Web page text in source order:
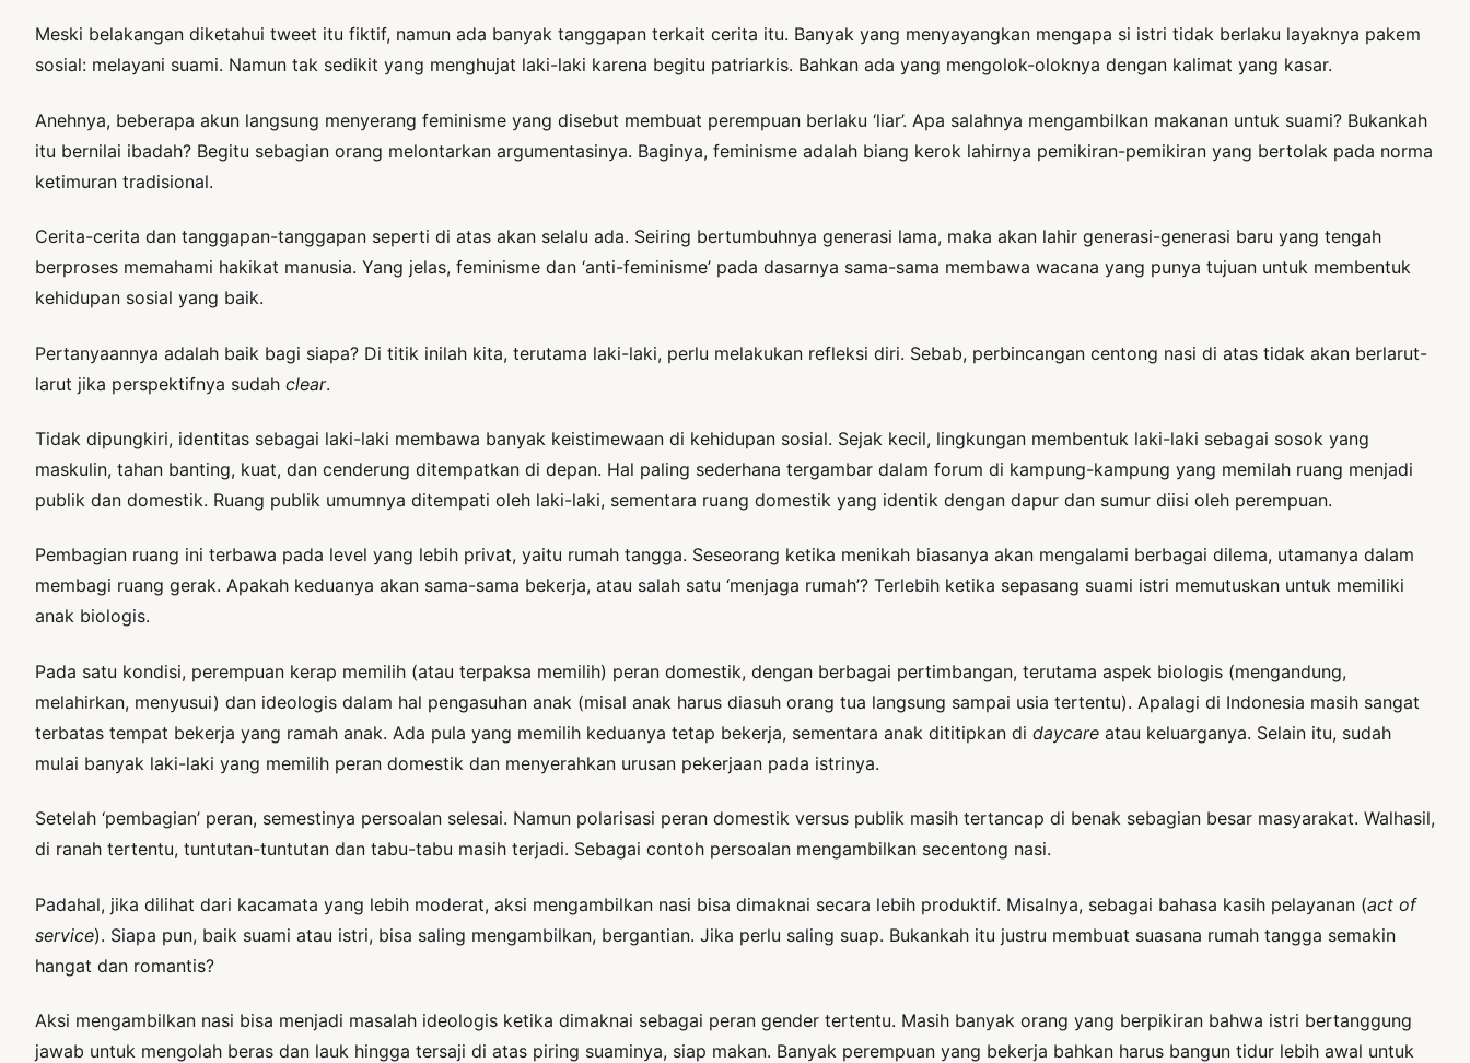
Meski belakangan diketahui tweet itu fiktif, namun ada banyak tanggapan terkait cerita itu. Banyak yang menyayangkan mengapa si istri tidak berlaku layaknya pakem
sosial: melayani suami. Namun tak sedikit yang menghujat laki-laki karena begitu patriarkis. Bahkan ada yang mengolok-oloknya dengan kalimat yang kasar.
Anehnya, beberapa akun langsung menyerang feminisme yang disebut membuat perempuan berlaku ‘liar’. Apa salahnya mengambilkan makanan untuk suami? Bukankah
itu bernilai ibadah? Begitu sebagian orang melontarkan argumentasinya. Baginya, feminisme adalah biang kerok lahirnya pemikiran-pemikiran yang bertolak pada norma
ketimuran tradisional.
Cerita-cerita dan tanggapan-tanggapan seperti di atas akan selalu ada. Seiring bertumbuhnya generasi lama, maka akan lahir generasi-generasi baru yang tengah
berproses memahami hakikat manusia. Yang jelas, feminisme dan ‘anti-feminisme’ pada dasarnya sama-sama membawa wacana yang punya tujuan untuk membentuk
kehidupan sosial yang baik.
Pertanyaannya adalah baik bagi siapa? Di titik inilah kita, terutama laki-laki, perlu melakukan refleksi diri. Sebab, perbincangan centong nasi di atas tidak akan berlarut-
larut jika perspektifnya sudah clear.
Tidak dipungkiri, identitas sebagai laki-laki membawa banyak keistimewaan di kehidupan sosial. Sejak kecil, lingkungan membentuk laki-laki sebagai sosok yang
maskulin, tahan banting, kuat, dan cenderung ditempatkan di depan. Hal paling sederhana tergambar dalam forum di kampung-kampung yang memilah ruang menjadi
publik dan domestik. Ruang publik umumnya ditempati oleh laki-laki, sementara ruang domestik yang identik dengan dapur dan sumur diisi oleh perempuan.
Pembagian ruang ini terbawa pada level yang lebih privat, yaitu rumah tangga. Seseorang ketika menikah biasanya akan mengalami berbagai dilema, utamanya dalam
membagi ruang gerak. Apakah keduanya akan sama-sama bekerja, atau salah satu ‘menjaga rumah’? Terlebih ketika sepasang suami istri memutuskan untuk memiliki
anak biologis.
Pada satu kondisi, perempuan kerap memilih (atau terpaksa memilih) peran domestik, dengan berbagai pertimbangan, terutama aspek biologis (mengandung,
melahirkan, menyusui) dan ideologis dalam hal pengasuhan anak (misal anak harus diasuh orang tua langsung sampai usia tertentu). Apalagi di Indonesia masih sangat
terbatas tempat bekerja yang ramah anak. Ada pula yang memilih keduanya tetap bekerja, sementara anak dititipkan di daycare atau keluarganya. Selain itu, sudah
mulai banyak laki-laki yang memilih peran domestik dan menyerahkan urusan pekerjaan pada istrinya.
Setelah ‘pembagian’ peran, semestinya persoalan selesai. Namun polarisasi peran domestik versus publik masih tertancap di benak sebagian besar masyarakat. Walhasil,
di ranah tertentu, tuntutan-tuntutan dan tabu-tabu masih terjadi. Sebagai contoh persoalan mengambilkan secentong nasi.
Padahal, jika dilihat dari kacamata yang lebih moderat, aksi mengambilkan nasi bisa dimaknai secara lebih produktif. Misalnya, sebagai bahasa kasih pelayanan (act of
service). Siapa pun, baik suami atau istri, bisa saling mengambilkan, bergantian. Jika perlu saling suap. Bukankah itu justru membuat suasana rumah tangga semakin
hangat dan romantis?
Aksi mengambilkan nasi bisa menjadi masalah ideologis ketika dimaknai sebagai peran gender tertentu. Masih banyak orang yang berpikiran bahwa istri bertanggung
jawab untuk mengolah beras dan lauk hingga tersaji di atas piring suaminya, siap makan. Banyak perempuan yang bekerja bahkan harus bangun tidur lebih awal untuk